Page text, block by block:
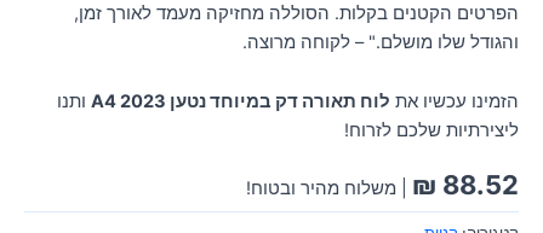
הפרטים הקטנים בקלות. הסוללה מחזיקה מעמד לאורך זמן,
והגודל שלו מושלם." – לקוחה מרוצה.
הזמינו עכשיו את לוח תאורה דק במיוחד נטען A4 2023
ותנו
ליצירתיות שלכם לזרוח!
₪ 88.52 | משלוח מהיר ובטוח!